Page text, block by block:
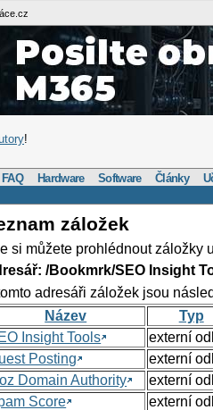
!
FAQ Hardware Software Články
záložek
si můžete prohlédnout záložky
/Bookmrk/SEO Insight
adresáři záložek jsou
Název
Typ
Insight Tools
externí
Posting
externí
Domain Authority
externí
Score
externí